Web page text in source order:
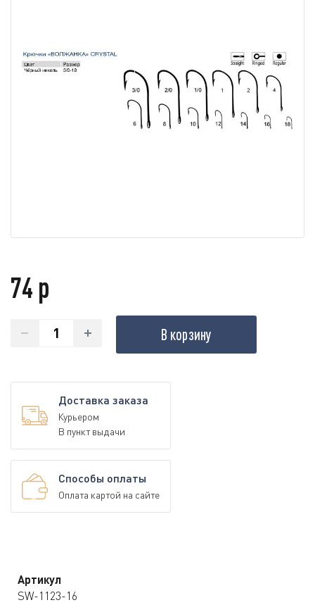
74 р
В корзину
Доставка заказа
Курьером
В пункт выдачи
Способы оплаты
Оплата картой на сайте
Артикул
SW-1123-16